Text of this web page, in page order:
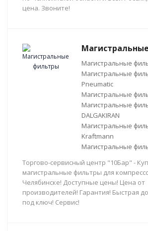
цена. Звоните!
Магистральные
Магистральные
Pneumatic
Магистральные
Магистральные
DALGAKIRAN
Магистральные
Kraftmann
Магистральные
Торгово-сервисный центр "10Бар" -
магистральные фильтры для
Челябинске! Доступные цены! Цена от
производителей! Гарантия! Быстрая
под ключ! Сервис!